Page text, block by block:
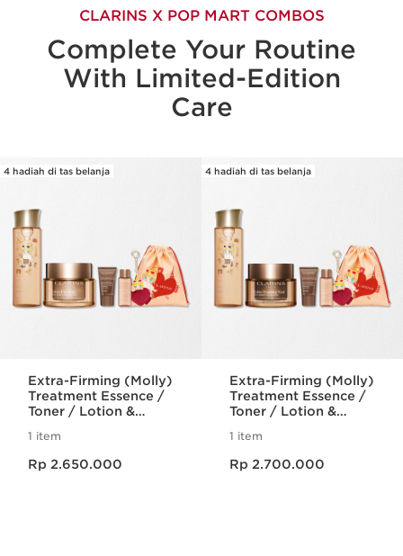
CLARINS X POP MART COMBOS
Complete Your Routine
With Limited-Edition
Care
4 hadiah di tas belanja
Extra-Firming (Molly)
Treatment Essence /
Toner / Lotion &
[Collagen]3 Day
Cream (All skin
types)
1 item
Rp 2.650.000
4 hadiah di tas belanja
Extra-Firming (Molly)
Treatment Essence /
Toner / Lotion &
[Collagen]3 Night
Cream (All skin
types)
1 item
Rp 2.700.000